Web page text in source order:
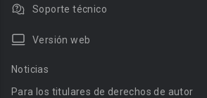
Soporte técnico
Versión web
Noticias
Para los titulares de derechos de autor